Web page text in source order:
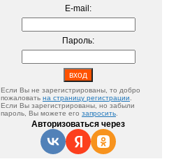
E-mail:
Пароль:
Если Вы не зарегистрированы, то добро
пожаловать на страницу регистрации
Если Вы зарегистрированы, но забыли
пароль, Вы можете его запросить
Авторизоваться через